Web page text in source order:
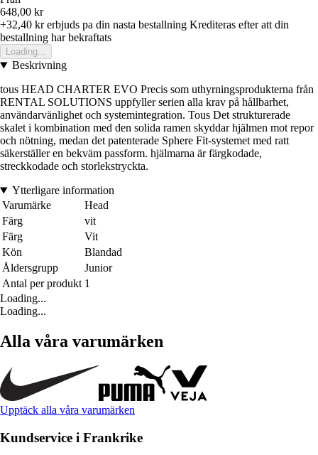
648,00 kr
+32,40 krerbjuds pa din nasta bestallning Krediteras efter att din
bestallning har bekraftats
Loading...
Beskrivning
tous HEAD CHARTER EVO Precis som uthyrningsprodukterna från
RENTAL SOLUTIONS uppfyller serien alla krav på hållbarhet,
användarvänlighet och systemintegration. Tous Det strukturerade
skalet i kombination med den solida ramen skyddar hjälmen mot repor
och nötning, medan det patenterade Sphere Fit-systemet med ratt
säkerställer en bekväm passform. hjälmarna är färgkodade,
streckkodade och storlekstryckta.
Ytterligare information
Varumärke
Head
Färg
vit
Färg
Vit
Kön
Blandad
Åldersgrupp
Junior
Antal per produkt 1
Loading...
Loading...
Alla våra varumärken
Upptäck alla våra varumärken
Kundservice i Frankrike